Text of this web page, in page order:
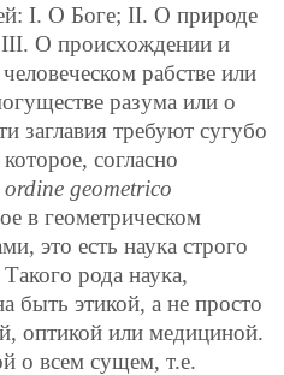
I. О Боге; II. О природе
О происхождении и
рабстве или
разума или о
заглавия требуют сугубо
согласно
ordine gеоmеtricо
в геометрическом
это есть наука строго
рода наука,
быть этикой, а не просто
оптикой или медициной.
о всем сущем, т.е.